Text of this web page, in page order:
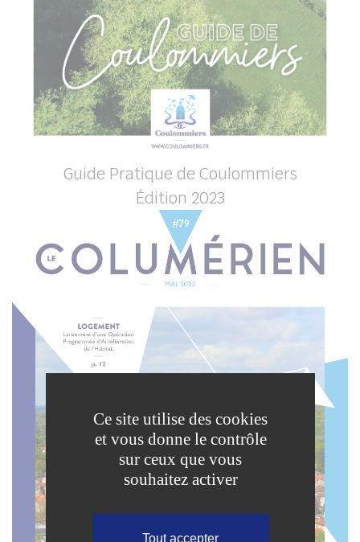
Guide Pratique de Coulommiers
Édition 2023
Ce site utilise des cookies
et vous donne le contrôle
sur ceux que vous
souhaitez activer
Tout accepter